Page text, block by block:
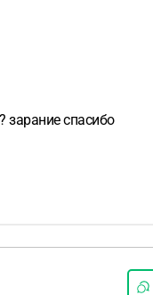
зарание спасибо